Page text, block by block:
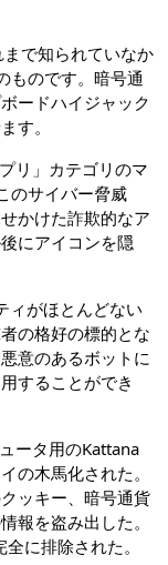
で知られていなか
ものです。暗号通
ードハイジャック
す。
リ」カテゴリのマ
のサイバー脅威
かけた詐欺的なア
にアイコンを隠
ィがほとんどない
の格好の標的とな
意のあるボットに
することができ
ータ用のKattana
の木馬化された。
ッキー、暗号通貨
報を盗み出した。
に排除された。